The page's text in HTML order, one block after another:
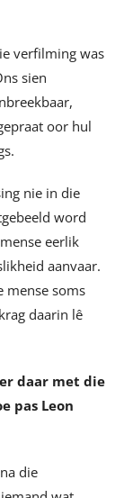
verfilming was
sien
oor hul
nie in die
word
eerlik
aanvaar.
mense soms
daarin lê
daar met die
pas Leon
die